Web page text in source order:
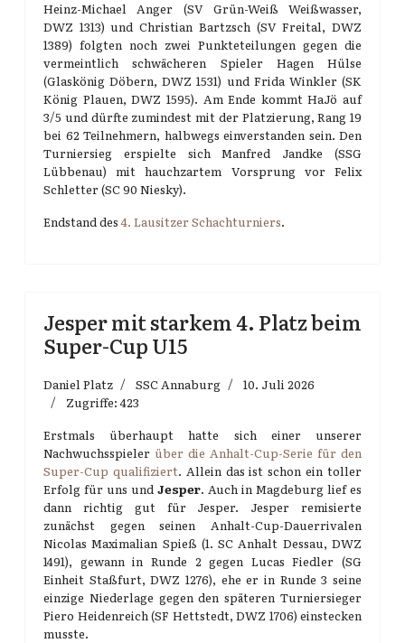
Heinz-Michael Anger (SV Grün-Weiß Weißwasser,
DWZ 1313) und Christian Bartzsch (SV Freital, DWZ
1389) folgten noch zwei Punkteteilungen gegen die
vermeintlich schwächeren Spieler Hagen Hülse
(Glaskönig Döbern, DWZ 1531) und Frida Winkler (SK
König Plauen, DWZ 1595). Am Ende kommt HaJö auf
3/5 und dürfte zumindest mit der Platzierung, Rang 19
bei 62 Teilnehmern, halbwegs einverstanden sein. Den
Turniersieg erspielte sich Manfred Jandke (SSG
Lübbenau) mit hauchzartem Vorsprung vor Felix
Schletter (SC 90 Niesky).
Endstand des4. Lausitzer Schachturniers.
Jesper mit starkem 4. Platz beim
Super-Cup U15
Daniel Platz SSC Annaburg
10. Juli 2026
Zugriffe: 423
Erstmals überhaupt hatte sich einer unserer
Nachwuchsspieler über die Anhalt-Cup-Serie für den
Super-Cup qualifiziert. Allein das ist schon ein toller
Erfolg für uns und Jesper. Auch in Magdeburg lief es
dann richtig gut für Jesper. Jesper remisierte
zunächst gegen seinen Anhalt-Cup-Dauerrivalen
Nicolas Maximalian Spieß (1. SC Anhalt Dessau, DWZ
1491), gewann in Runde 2 gegen Lucas Fiedler (SG
Einheit Staßfurt, DWZ 1276), ehe er in Runde 3 seine
einzige Niederlage gegen den späteren Turniersieger
Piero Heidenreich (SF Hettstedt, DWZ 1706) einstecken
musste.